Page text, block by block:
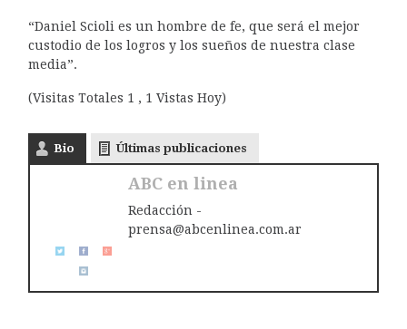
“Daniel Scioli es un hombre de fe, que será el mejor
custodio de los logros y los sueños de nuestra clase
media”.
(Visitas Totales 1 , 1 Vistas Hoy)
Bio Últimas publicaciones
ABC en linea
Redacción -
prensa@abcenlinea.com.ar